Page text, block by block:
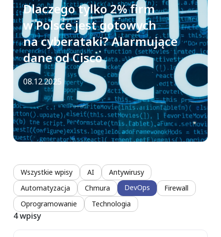
Dlaczego tylko 2% firm
w Polsce jest gotowych
na cyberataki? Alarmujące
dane od Cisco
08.12.2025
Wszystkie wpisy AI
Antywirusy
Automatyzacja
Chmura DevOps
Firewall
Oprogramowanie
Technologia
4 wpisy